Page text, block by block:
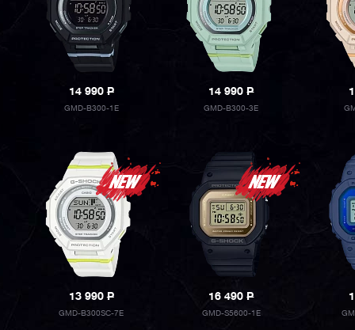
14 990P
GMD-B300-1E
14 990P
GMD-B300-3E
13 990P
GMD-B300SC-7E
16 490P
GMD-S5600-1E